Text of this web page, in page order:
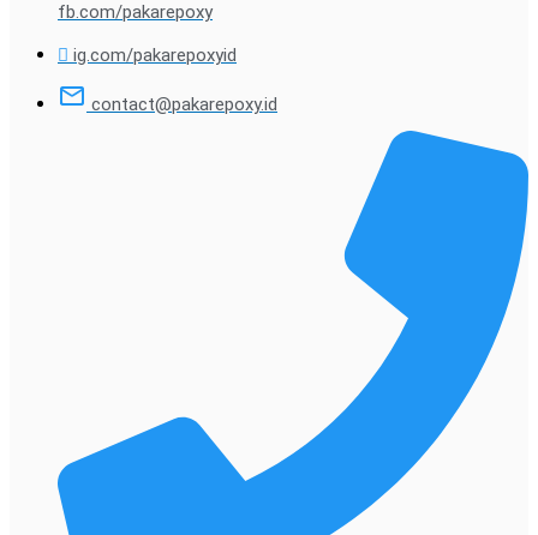
fb.com/pakarepoxy
ig.com/pakarepoxyid
contact@pakarepoxy.id